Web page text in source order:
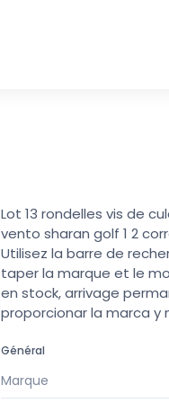
Lot 13 rondelles vis de
vento sharan golf 1 2
Utilisez la barre de
taper la marque et le
en stock, arrivage
proporcionar la marca y
Général
Marque